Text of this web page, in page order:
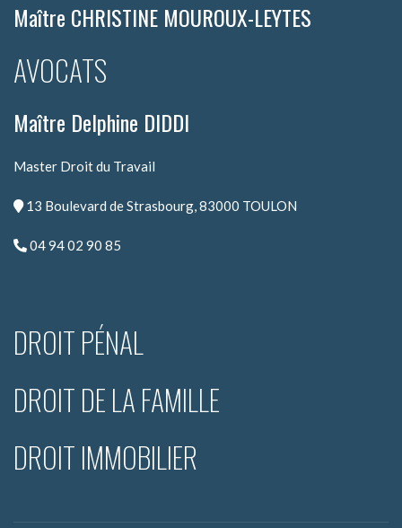
Maître CHRISTINE MOUROUX-LEYTES
AVOCATS
Maître Delphine DIDDI
Master Droit du Travail
13 Boulevard de Strasbourg, 83000 TOULON
04 94 02 90 85
DROIT PÉNAL
DROIT DE LA FAMILLE
DROIT IMMOBILIER